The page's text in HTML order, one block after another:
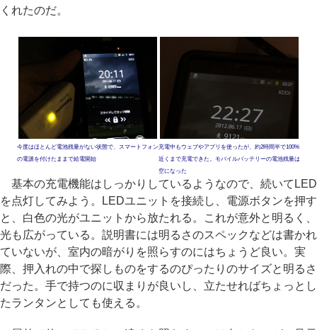
くれたのだ。
今度はほとんど電池残量がない状態で、スマートフォン
の電源を付けたままで給電開始
充電中もウェブやアプリを使ったが、約2時間半で100%
近くまで充電できた。モバイルバッテリーの電池残量は
空になった
基本の充電機能はしっかりしているようなので、続いてLED
を点灯してみよう。LEDユニットを接続し、電源ボタンを押す
と、白色の光がユニットから放たれる。これが意外と明るく、
光も広がっている。説明書には明るさのスペックなどは書かれ
ていないが、室内の暗がりを照らすのにはちょうど良い。実
際、押入れの中で探しものをするのぴったりのサイズと明るさ
だった。手で持つのに収まりが良いし、立たせればちょっとし
たランタンとしても使える。